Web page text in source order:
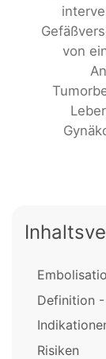
von
Definition
Risiken